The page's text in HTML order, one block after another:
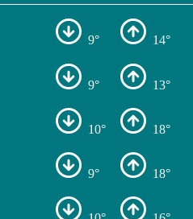
9° 14°
9° 13°
10° 18°
9° 18°